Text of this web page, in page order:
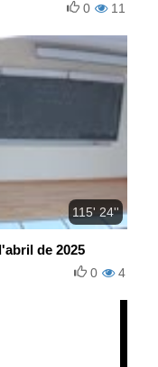
11
0
115' 24''
de 2025
4
0